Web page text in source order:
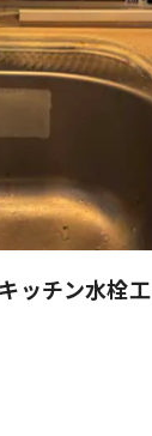
ッチン水栓工